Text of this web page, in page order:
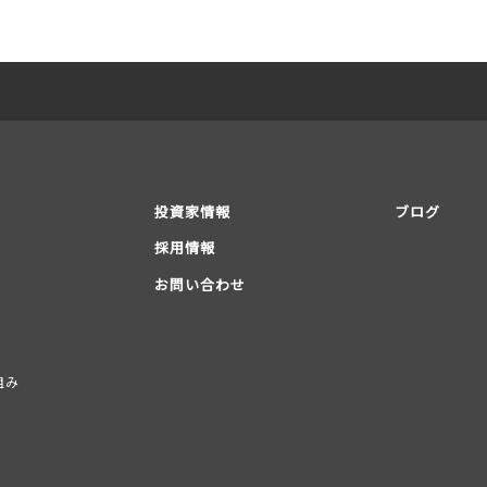
み
投資家情報
採用情報
お問い合わせ
ブログ